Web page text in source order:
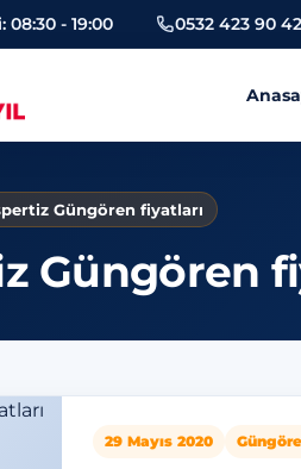
- 19:00 0532 423 90 42
oto ekspertiz
Güngören fiyatları
Güngören
29 Mayıs 2020